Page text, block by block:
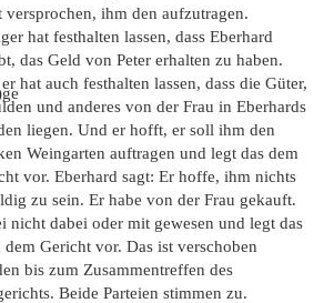
versprochen, ihm den aufzutragen.
hat festhalten lassen, dass Eberhard
das Geld von Peter erhalten zu haben.
hat auch festhalten lassen, dass die Güter,
und anderes von der Frau in Eberhards
liegen. Und er hofft, er soll ihm den
Weingarten auftragen und legt das dem
vor. Eberhard sagt: Er hoffe, ihm nichts
zu sein. Er habe von der Frau gekauft.
nicht dabei oder mit gewesen und legt das
dem Gericht vor. Das ist verschoben
bis zum Zusammentreffen des
Beide Parteien stimmen zu.